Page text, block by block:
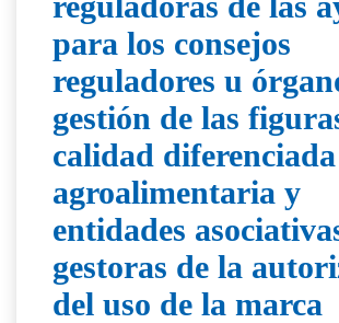
para los consejos
reguladores u
gestión de las
calidad diferenciada
agroalimentaria y
entidades
gestoras de la
del uso de la marca